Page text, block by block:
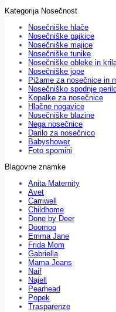
Kategorija Nosečnost
Nosečniške hlače
Nosečniške pajkice
Nosečniške majice
Nosečniške tunike
Nosečniške obleke in
Nosečniške jope
Pižame za nosečnice in
Nosečniško spodnje
Kopalke za nosečnice
Hlačne nogavice
Nosečniške blazine
Nega nosečnice
Darilo za nosečnico
Babyshower
Foto spomini
Blagovne znamke
Anita Maternity
Avet
Carriwell
Childhome
Done by Deer
Doomoo
Emma Jane
Frida Mom
Gabriella
Mama Jeans
Naif
Najell
Pearhead
Popek
Trasparenze